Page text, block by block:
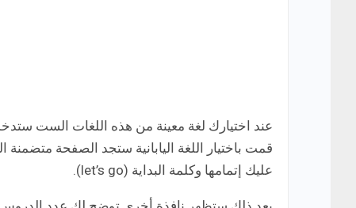
عند اختيارك لغة معينة من هذه اللغات الست
قمت باختيار اللغة اليابانية ستجد الصفحة
عليك إتمامها وكلمة البداية (let’s go).